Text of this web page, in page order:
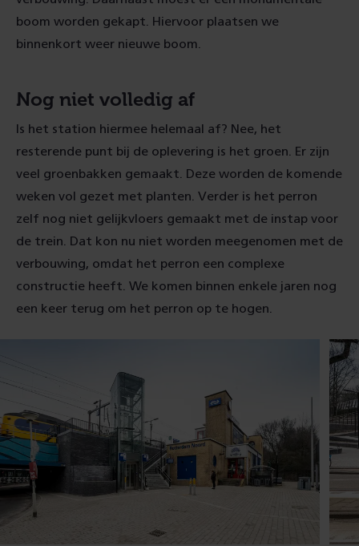
boom worden gekapt. Hiervoor plaatsen we
binnenkort weer nieuwe boom.
Nog niet volledig af
Is het station hiermee helemaal af? Nee, het
resterende punt bij de oplevering is het groen. Er zijn
veel groenbakken gemaakt. Deze worden de komende
weken vol gezet met planten. Verder is het perron
zelf nog niet gelijkvloers gemaakt met de instap voor
de trein. Dat kon nu niet worden meegenomen met de
verbouwing, omdat het perron een complexe
constructie heeft. We komen binnen enkele jaren nog
een keer terug om het perron op te hogen.